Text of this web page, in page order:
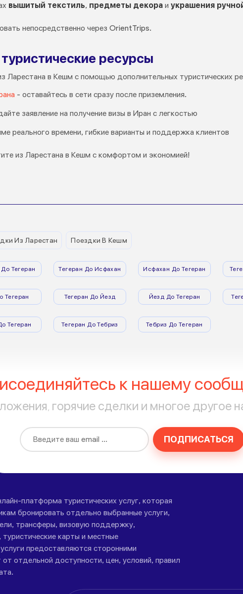
вышитый текстиль, предметы декора и украшения
непосредственно через OrientTrips.
ресурсы
Ларестана в Кешм с помощью дополнительных туристических
- оставайтесь в сети сразу после приземления.
заявление на получение визы в Иран с легкостью
реального времени, гибкие варианты и поддержка клиентов
из Ларестана в Кешм с комфортом и экономией!
Из Ларестан Поездки В Кешм
Тегеран Тегеран До Исфахан Исфахан До Тегеран
Тегеран Тегеран До Йезд Йезд До Тегеран
Тегеран Тегеран До Тебриз Тебриз До Тегеран
к нашему
горячие сделки и многое другое
ПОДПИСАТЬСЯ
платформа туристических услуг, которая
бронировать отдельно выбранные услуги,
трансферы, визовую поддержку,
карты и местные
предоставляются сторонними
отдельной доступности, цен, условий, правил